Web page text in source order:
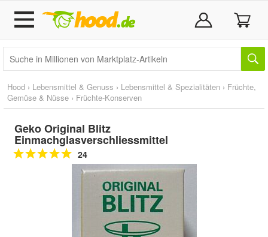
Hood › Lebensmittel & Genuss › Lebensmittel & Spezialitäten › Früchte,
Gemüse & Nüsse › Früchte-Konserven
Geko Original Blitz
Einmachglasverschliessmittel
24